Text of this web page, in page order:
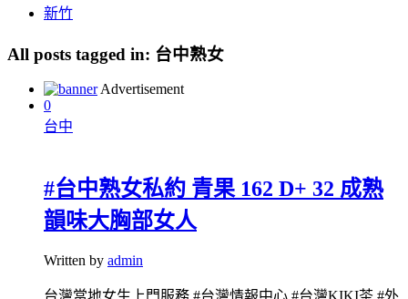
新竹
All posts tagged in: 台中熟女
Advertisement
0
台中
#台中熟女私約 青果 162 D+ 32 成熟
韻味大胸部女人
Written by admin